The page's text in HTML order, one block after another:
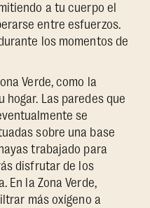
a tu cuerpo el
entre esfuerzos.
los momentos de
Verde, como la
Las paredes que
se
sobre una base
trabajado para
disfrutar de los
En la Zona Verde,
más oxígeno a